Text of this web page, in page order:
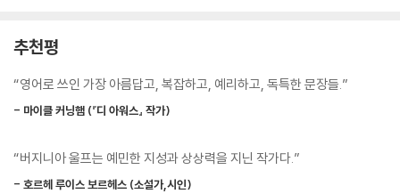
공감의 정도에 따라 인물의 의식과 무의식 혹은 기억 등에 밀착되기도 하
고, 반대로 서술자나 인물에게 비판적 거리를 갖기도 한다.
울프는 중심인물뿐 아니라 플롯 전개에 핵심적이지 않은 주변 인물들의 내
식, 사유는 서로 고립되어 흩어져 있는 것이 아니라, 다양한 시각으로 비추
며 교차하고 공명함으로써, 직접적이고 의식적인 소통 없이도 미묘하게 얽
추천평
“영어로 쓰인 가장 아름답고, 복잡하고, 예리하고, 독특한 문장들.”
- 마이클 커닝햄 (『디 아워스』 작가)
“버지니아 울프는 예민한 지성과 상상력을 지닌 작가다.”
- 호르헤 루이스 보르헤스 (소설가,시인)